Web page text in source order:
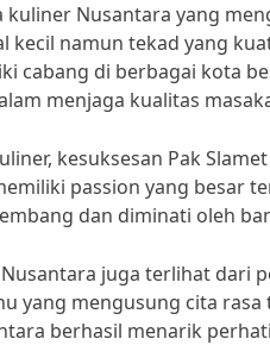
Nusantara yang
kecil namun tekad yang
cabang di berbagai kota
menjaga kualitas
kesuksesan Pak
passion yang besar
dan diminati oleh
juga terlihat dari
yang mengusung cita
berhasil menarik